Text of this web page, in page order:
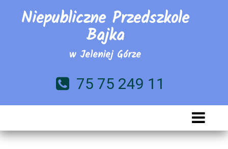
Niepubliczne Przedszkole
Bajka
w Jeleniej Górze
75 75 249 11